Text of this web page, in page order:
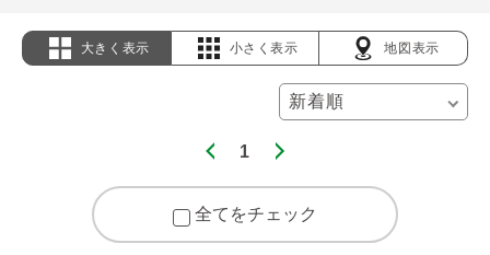
大きく表示 小さく表示 地図表示
1
全てをチェック